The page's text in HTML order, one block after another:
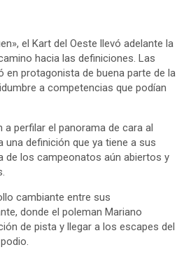
el Kart del Oeste llevó adelante la
hacia las definiciones. Las
en protagonista de buena parte de la
a competencias que podían
perfilar el panorama de cara al
definición que ya tiene a sus
de los campeonatos aún abiertos y
cambiante entre sus
donde el poleman Mariano
de pista y llegar a los escapes del